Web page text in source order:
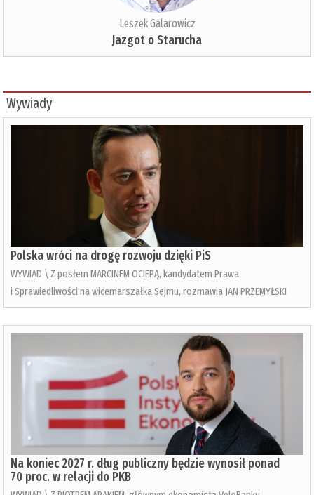
Leszek Galarowicz
Jazgot o Starucha
Wywiady
Polska wróci na drogę rozwoju dzięki PiS
WYWIAD \ Z posłem MARCINEM OCIEPĄ, kandydatem Prawa
i Sprawiedliwości na wicemarszałka Sejmu, rozmawia JAN PRZEMYŁSKI
Na koniec 2027 r. dług publiczny będzie wynosił ponad
70 proc. w relacji do PKB